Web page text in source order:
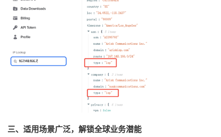
三、适用场景广泛，解锁全球业务潜能